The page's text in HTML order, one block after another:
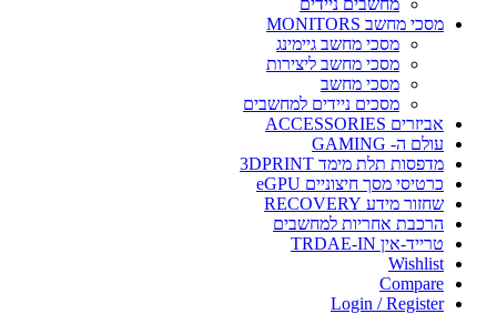
מסכי מחשב MONITORS
מסכי מחשב גיימינג
מסכי מחשב ליצירות
מסכי מחשב
מסכים ניידים למחשבים
אביזרים ACCESSORIES
עולם ה- GAMING
מדפסות תלת מימד 3DPRINT
כרטיסי מסך חיצוניים eGPU
שחזור מידע RECOVERY
הרכבת אחריות למחשבים
טרייד-אין TRDAE-IN
Wishlist
Compare
Login / Register